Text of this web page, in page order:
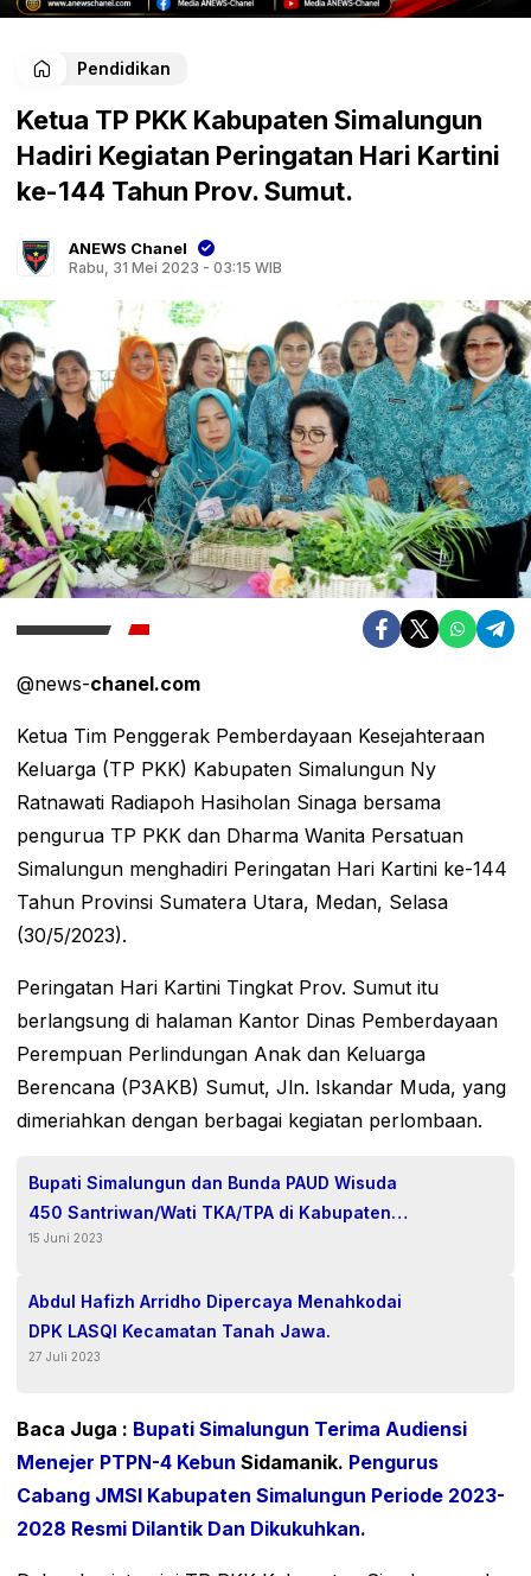
Pendidikan
Ketua TP PKK Kabupaten Simalungun
Hadiri Kegiatan Peringatan Hari Kartini
ke-144 Tahun Prov. Sumut.
ANEWS Chanel
Rabu, 31 Mei 2023 - 03:15 WIB
@news-chanel.com
Ketua Tim Penggerak Pemberdayaan Kesejahteraan
Keluarga (TP PKK) Kabupaten Simalungun Ny
Ratnawati Radiapoh Hasiholan Sinaga bersama
pengurua TP PKK dan Dharma Wanita Persatuan
Simalungun menghadiri Peringatan Hari Kartini ke-144
Tahun Provinsi Sumatera Utara, Medan, Selasa
(30/5/2023).
Peringatan Hari Kartini Tingkat Prov. Sumut itu
berlangsung di halaman Kantor Dinas Pemberdayaan
Perempuan Perlindungan Anak dan Keluarga
Berencana (P3AKB) Sumut, Jln. Iskandar Muda, yang
dimeriahkan dengan berbagai kegiatan perlombaan.
Bupati Simalungun dan Bunda PAUD Wisuda
450 Santriwan/Wati TKA/TPA di Kabupaten
Simalungun.
15 Juni 2023
Abdul Hafizh Arridho Dipercaya Menahkodai
DPK LASQI Kecamatan Tanah Jawa.
27 Juli 2023
Baca Juga : Bupati Simalungun Terima Audiensi
Menejer PTPN-4 Kebun Sidamanik. Pengurus
Cabang JMSI Kabupaten Simalungun Periode 2023-
2028 Resmi Dilantik Dan Dikukuhkan.